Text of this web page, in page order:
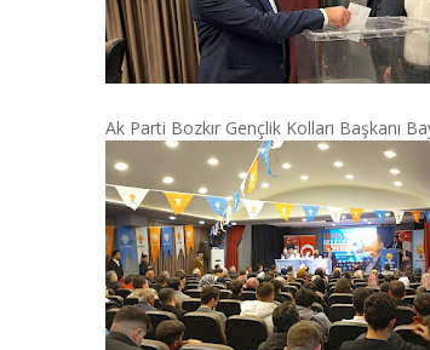
Ak Parti Bozkır Gençlik Kolları Başkanı